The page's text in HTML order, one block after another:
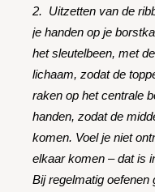
2. Uitzetten van de
je handen op je
het sleutelbeen, met
lichaam, zodat de
raken op het centrale
handen, zodat de
komen. Voel je niet
elkaar komen – dat is
Bij regelmatig oefenen